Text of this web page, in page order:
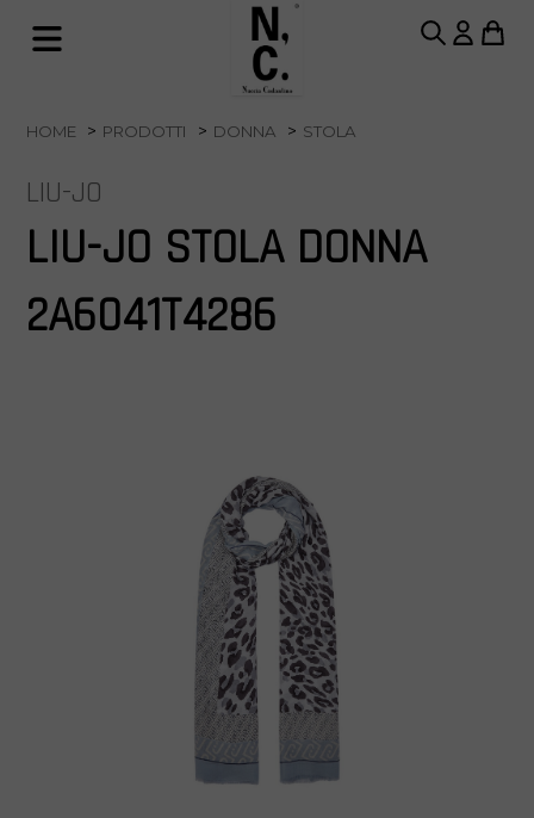
HOME PRODOTTI DONNA STOLA
LIU-JO
LIU-JO STOLA DONNA
2A6041T4286